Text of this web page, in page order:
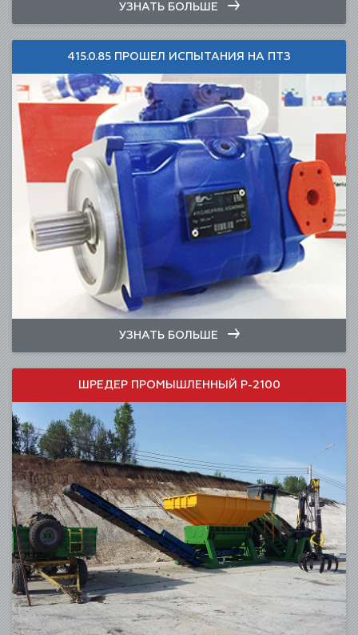
УЗНАТЬ БОЛЬШЕ
415.0.85 ПРОШЕЛ ИСПЫТАНИЯ НА ПТЗ
УЗНАТЬ БОЛЬШЕ
ШРЕДЕР ПРОМЫШЛЕННЫЙ Р-2100